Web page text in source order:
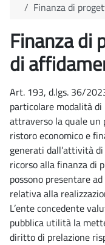
Finanza di
Finanza di
di
Art. 193, d.lgs. 36/
particolare modalità di
attraverso la quale
ristoro economico e
generati dall’attività
ricorso alla finanza di
possono presentare
relativa alla
L’ente concedente
pubblica utilità la
diritto di prelazione